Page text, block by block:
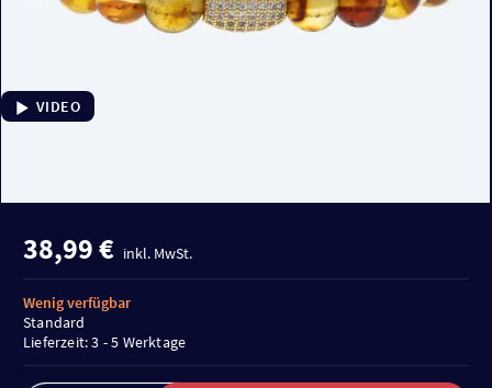
VIDEO
38,99 € inkl. MwSt.
Wenig verfügbar
Standard
Lieferzeit: 3 - 5 Werktage